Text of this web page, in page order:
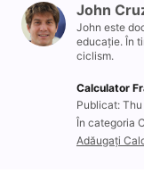
John
John este
educație. În
ciclism.
Calculator
Publicat:
În categoria
Adăugați